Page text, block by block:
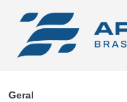
Geral